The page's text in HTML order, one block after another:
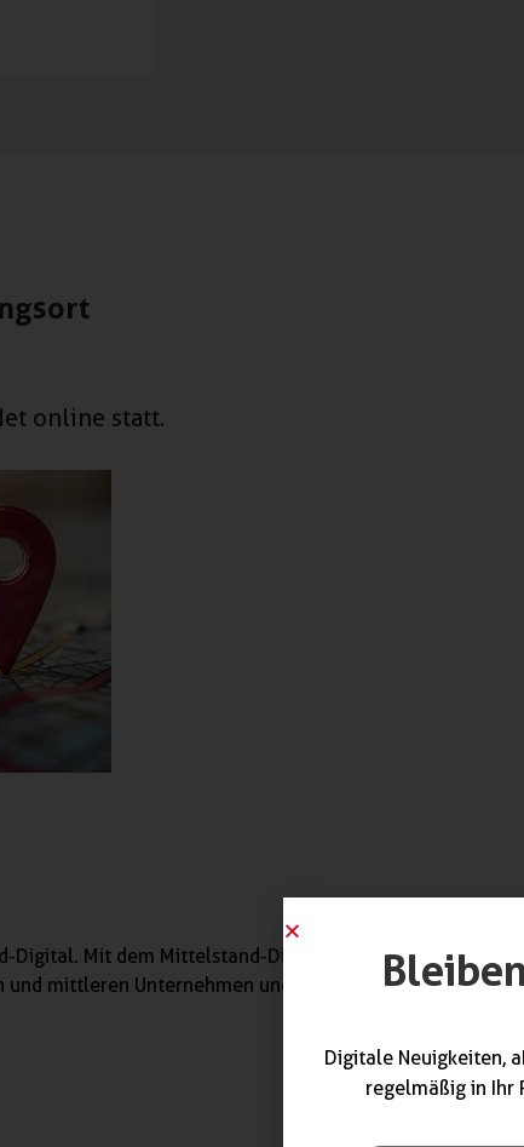
online statt.
Mit dem Mittelstand-Digital Netzwerk unterstützt
mittleren Unternehmen und dem Handwerk. Weitere
Digitale Neuigkeiten,
regelmäßig in Ihr